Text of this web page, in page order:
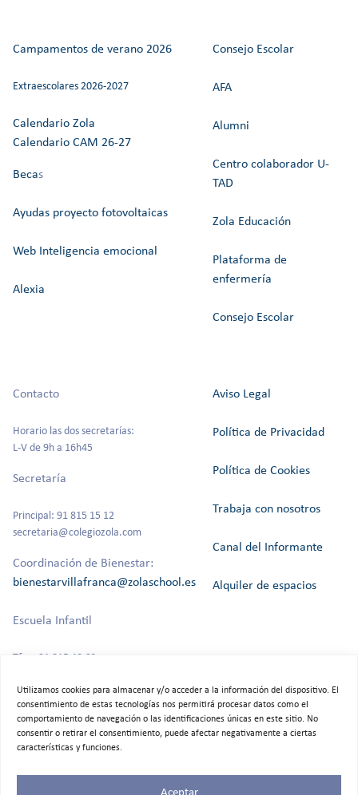
Utilizamos cookies para almacenar y/o acceder a la información del dispositivo. El
consentimiento de estas tecnologías nos permitirá procesar datos como el
comportamiento de navegación o las identificaciones únicas en este sitio. No
consentir o retirar el consentimiento, puede afectar negativamente a ciertas
características y funciones.
Aceptar
Campamentos de verano 2026
Extraescolares 2026-2027
Calendario Zola
Calendario CAM 26-27
Becas
Ayudas proyecto fotovoltaicas
Web Inteligencia emocional
Alexia
Consejo Escolar
AFA
Alumni
Centro colaborador U-
TAD
Zola Educación
Plataforma de
enfermería
Consejo Escolar
Contacto
Horario las dos secretarías:
L-V de 9h a 16h45
Secretaría
Principal: 91 815 15 12
secretaria@colegiozola.com
Coordinación de Bienestar:
bienestarvillafranca@zolaschool.es
Escuela Infantil
Tfno: 91 815 40 60
Aviso Legal
Política de Privacidad
Política de Cookies
Trabaja con nosotros
Canal del Informante
Alquiler de espacios
©2025 Colegio Bilingüe Zola Villafranca.
Todos los derechos reservados